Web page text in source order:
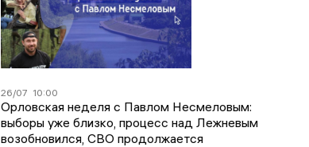
26/07 10:00
Орловская неделя с Павлом Несмеловым:
выборы уже близко, процесс над Лежневым
возобновился, СВО продолжается